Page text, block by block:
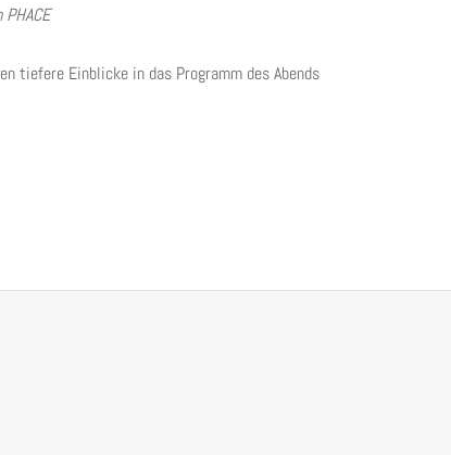
PHACE
tiefere Einblicke in das Programm des Abends